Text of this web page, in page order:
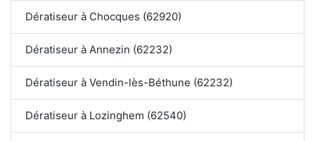
Dératiseur à Chocques (62920)
Dératiseur à Annezin (62232)
Dératiseur à Vendin-lès-Béthune (62232)
Dératiseur à Lozinghem (62540)